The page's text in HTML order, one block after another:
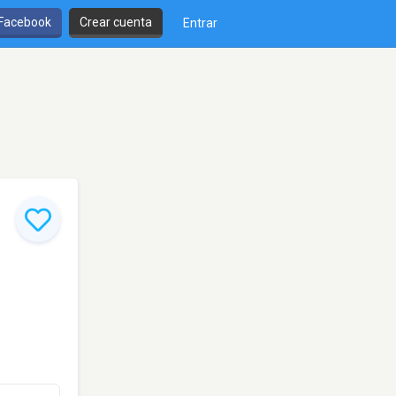
Crear cuenta Entrar